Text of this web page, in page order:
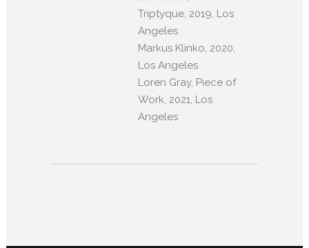
Triptyque, 2019, Los
Angeles
Markus Klinko, 2020,
Los Angeles
Loren Gray, Piece of
Work, 2021, Los
Angeles